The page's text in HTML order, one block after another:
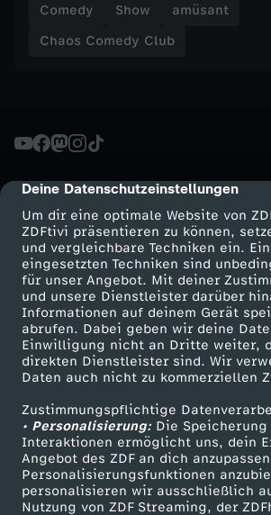
cmp-dialog-description
Deine Datenschutzeinstellungen
Um dir eine optimale Website von
ZDFtivi präsentieren zu können,
und vergleichbare Techniken ein.
eingesetzten Techniken sind
für unser Angebot. Mit deiner
und unsere Dienstleister darüber
Informationen auf deinem Gerät
abrufen. Dabei geben wir deine
Einwilligung nicht an Dritte weiter,
direkten Dienstleister sind. Wir
Daten auch nicht zu kommerziellen
Zustimmungspflichtige
• Personalisierung:Die Speicherung
Interaktionen ermöglicht uns, dein
Angebot des ZDF an dich
Personalisierungsfunktionen
personalisieren wir ausschließlich
Nutzung von ZDF Streaming, der
b
h
a
o
s
C
o
m
e
d
Comedy Show
amüsant
Chaos Comedy Club
Mehr ZDF
ZDF-Apps
Smart TV
ZDFtext
Livestreams
Sendungen A-Z
TV-Programm
Service
Kontakt
Tickets
Hilfe